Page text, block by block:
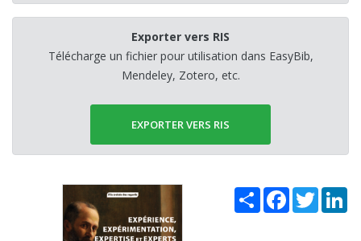
Exporter vers RIS
Télécharge un fichier pour utilisation dans EasyBib,
Mendeley, Zotero, etc.
EXPORTER VERS RIS
Share Facebook
Twitter